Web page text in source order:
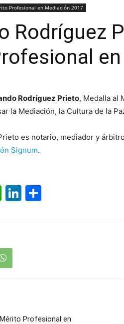
Profesional en Mediación 2017
Rodríguez
Rodríguez Prieto, Medalla al
la Mediación, la Cultura de la
es notario, mediador y
Signum.
WhatsApp
LinkedIn
Profesional en